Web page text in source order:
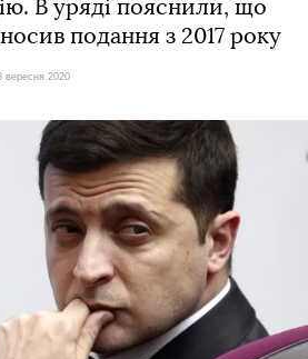
Twitter TelegramViber
Руслан Стефанчук
Рада